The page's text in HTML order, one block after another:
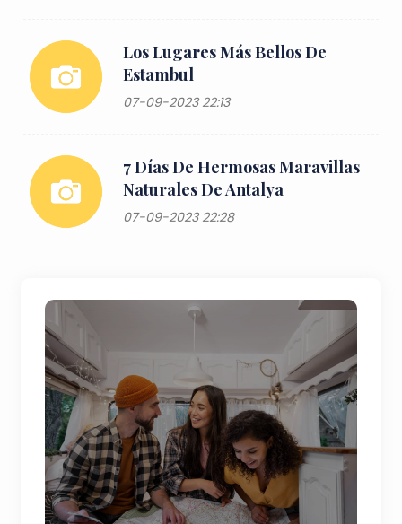
Los Lugares Más Bellos De
Estambul
07-09-2023 22:13
7 Días De Hermosas Maravillas
Naturales De Antalya
07-09-2023 22:28